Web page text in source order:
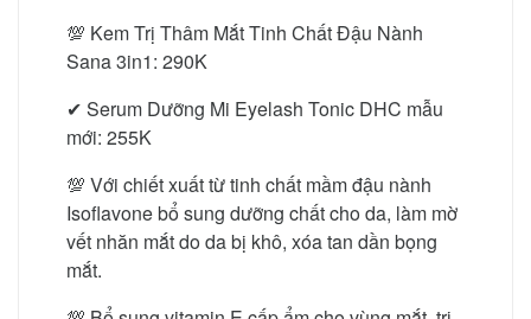
💯 Kem Trị Thâm Mắt Tinh Chất Đậu Nành
Sana 3in1: 290K
✔ Serum Dưỡng Mi Eyelash Tonic DHC mẫu
mới: 255K
💯 Với chiết xuất từ tinh chất mầm đậu nành
Isoflavone bổ sung dưỡng chất cho da, làm mờ
vết nhăn mắt do da bị khô, xóa tan dần bọng
mắt.